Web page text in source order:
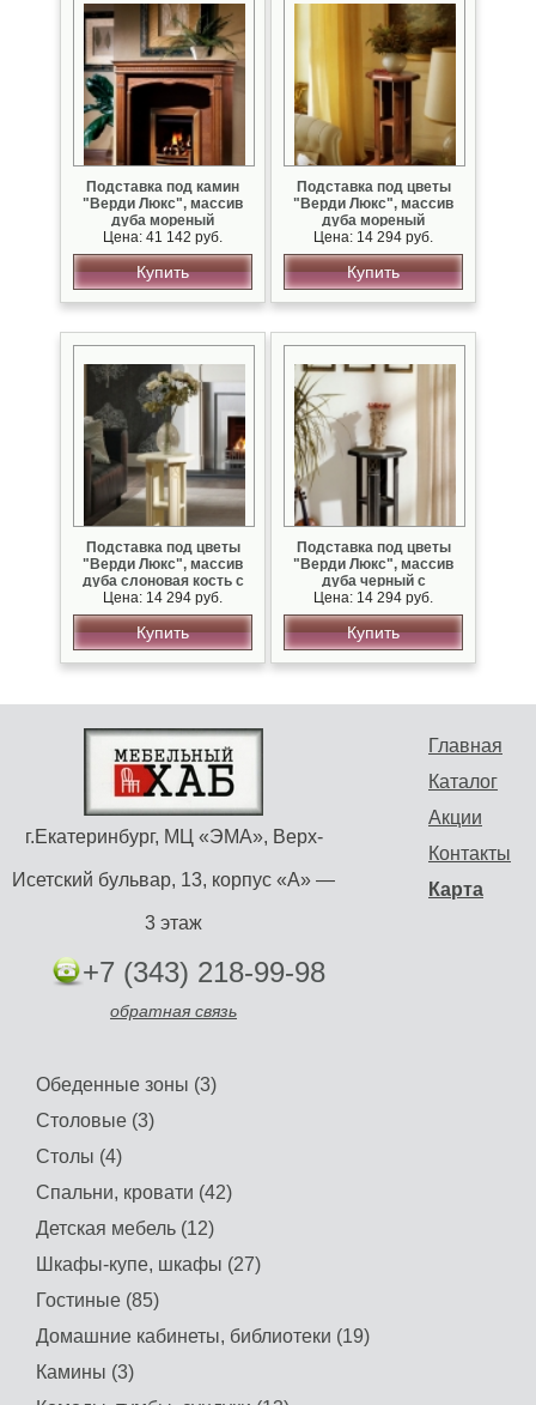
Подставка под камин
"Верди Люкс", массив
дуба мореный
Цена: 41 142 руб.
Купить
Подставка под цветы
"Верди Люкс", массив
дуба мореный
Цена: 14 294 руб.
Купить
Подставка под цветы
"Верди Люкс", массив
дуба слоновая кость с
золотом
Цена: 14 294 руб.
Купить
Подставка под цветы
"Верди Люкс", массив
дуба черный с
серебряной патиной
Цена: 14 294 руб.
Купить
Главная
Каталог
Акции
Контакты
Карта
г.Екатеринбург, МЦ «ЭМА», Верх-
Исетский бульвар, 13, корпус «А» —
3 этаж
+7 (343) 218-99-98
обратная связь
Обеденные зоны (3)
Столовые (3)
Столы (4)
Спальни, кровати (42)
Детская мебель (12)
Шкафы-купе, шкафы (27)
Гостиные (85)
Домашние кабинеты, библиотеки (19)
Камины (3)